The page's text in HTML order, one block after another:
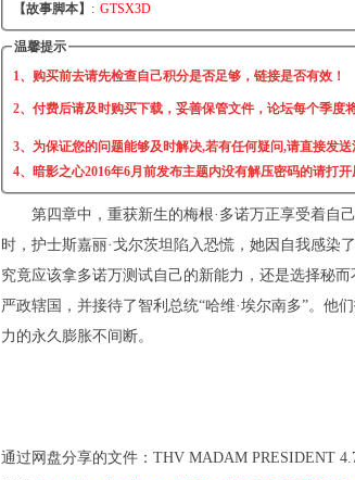
【故事脚本】 : GTSX3D
温馨提示
1、购买前去请先检查自己积分是否足够，链接是否有效！
2、付费后请及时购买下载，妥善保管文件，论坛每个季度
3、为保证您的问题能够及时解决,若有任何疑问,请直接发送
4、暗影之心2016年6月前发布主题内没有解压密码的请打开
第四章中，重获新生的梅根·多诺万正享受着
时，护士斯嘉丽·戈尔茨坦陷入恐慌，她因自我感
究竟应该拿多诺万测试自己的新能力，还是选择秘
严政辖国，并接待了智利总统“哈维·埃尔南多”。
力的永久膨胀不间断。
通过网盘分享的文件：THV MADAM PRESIDENT